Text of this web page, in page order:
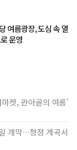
여름광장, 도심 속 열
운영
켓, 관아골의 여름’
개막…청정 계곡서